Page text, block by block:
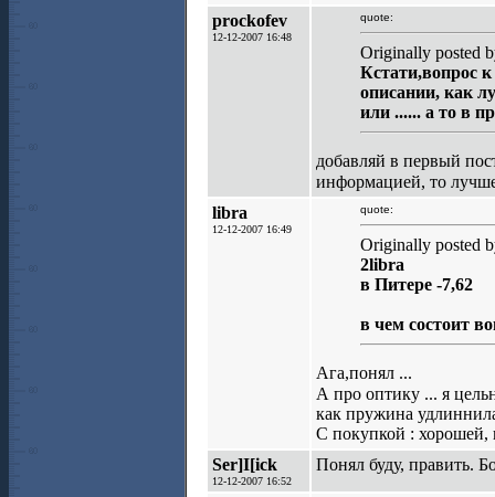
prockofev
12-12-2007 16:48
quote:
Originally posted
Кстати,вопрос
описании, как
или ...... а то в
добавляй в первый
информацией, то
libra
12-12-2007 16:49
quote:
Originally posted
2libra
в Питере -7,62
в чем состоит
Ага,понял ...
А про оптику ... я
как пружина
С покупкой : хорошей,
Ser]I[ick
12-12-2007 16:52
Понял буду, править.